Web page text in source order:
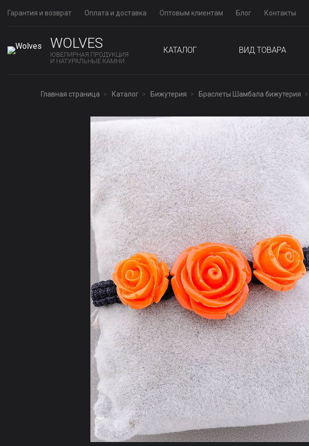
Гарантия и возврат Оплата и доставка Оптовым клиентам Блог Контакты
WOLVES
ЮВЕЛИРНАЯ ПРОДУКЦИЯ
И НАТУРАЛЬНЫЕ КАМНИ
КАТАЛОГ ВИД ТОВАРА
Главная страница Каталог Бижутерия Браслеты Шамбала бижутерия